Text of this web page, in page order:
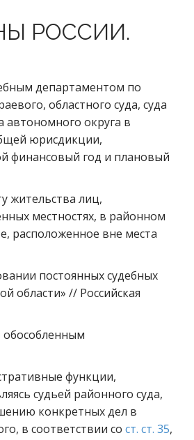
РОССИИ.
департаментом по
областного суда, суда
автономного округа в
юрисдикции,
финансовый год и плановый
жительства лиц,
местностях, в районном
расположенное вне места
постоянных судебных
области» // Российская
обособленным
функции,
судьей районного суда,
конкретных дел в
в соответствии со ст. ст. 35,